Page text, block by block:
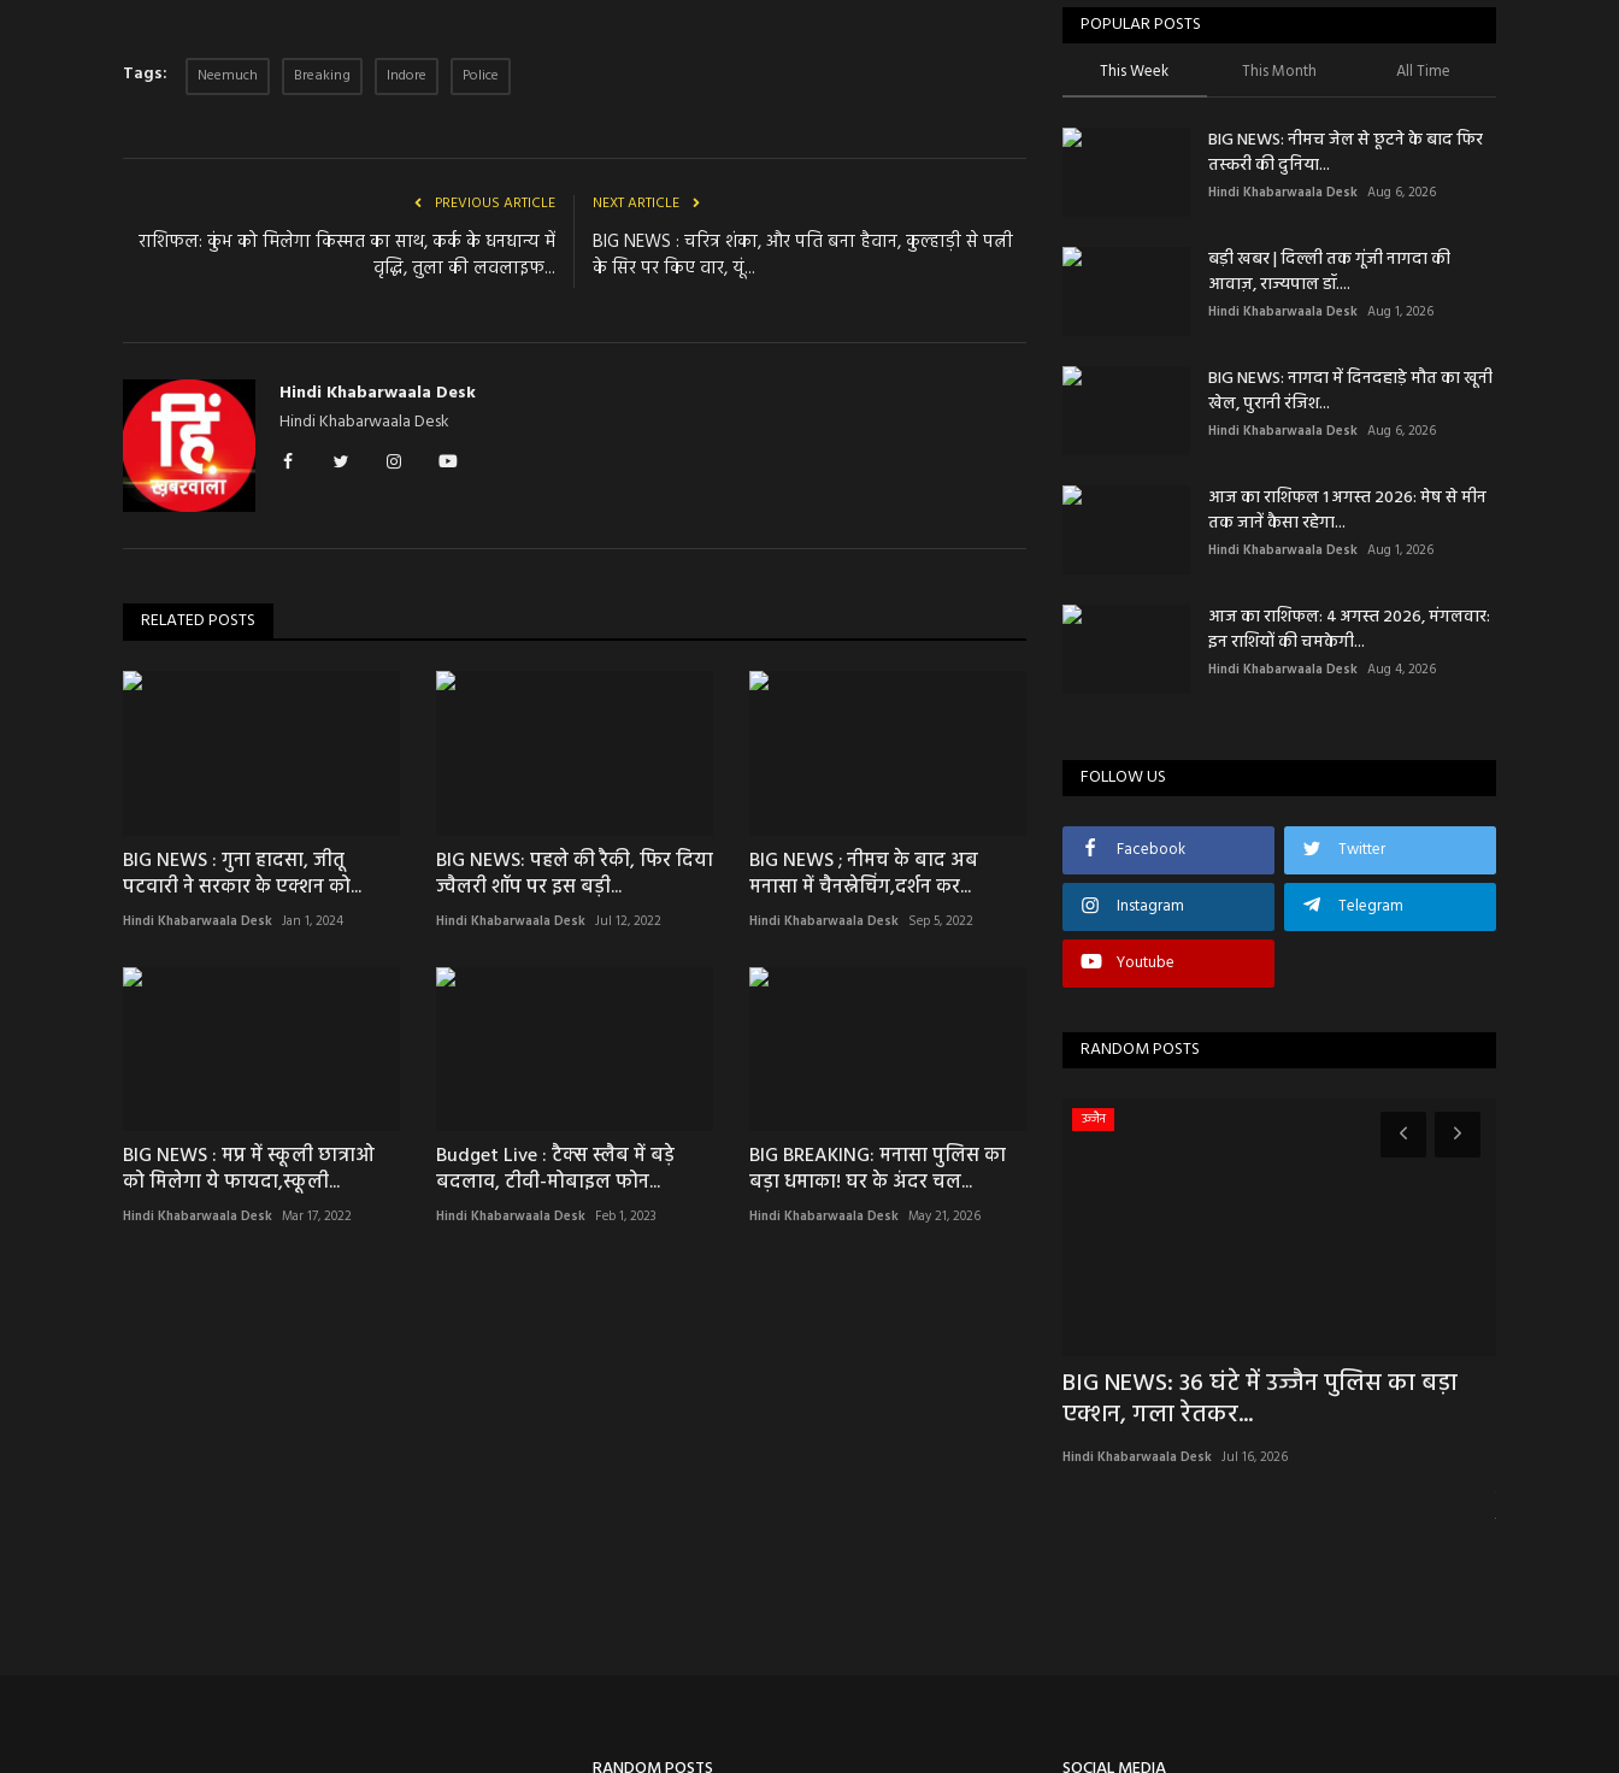
Tags: Neemuch Breaking Indore Police
PREVIOUS ARTICLE
राशिफल: कुंभ को मिलेगा किस्मत का साथ, कर्क के धनधान्य में
वृद्धि, तुला की लवलाइफ...
NEXT ARTICLE
BIG NEWS : चरित्र शंका, और पति बना हैवान, कुल्हाड़ी से पत्नी
के सिर पर किए वार, यूं...
Hindi Khabarwaala Desk
Hindi Khabarwaala Desk
RELATED POSTS
BIG NEWS : गुना हादसा, जीतू
पटवारी ने सरकार के एक्शन को...
Hindi Khabarwaala Desk Jan 1, 2024
BIG NEWS: पहले की रैकी, फिर दिया
ज्वैलरी शॉप पर इस बड़ी...
Hindi Khabarwaala Desk Jul 12, 2022
BIG NEWS ; नीमच के बाद अब
मनासा में चैनस्नेचिंग,दर्शन कर...
Hindi Khabarwaala Desk Sep 5, 2022
BIG NEWS : मप्र में स्कूली छात्राओ
को मिलेगा ये फायदा,स्कूली...
Hindi Khabarwaala Desk Mar 17, 2022
Budget Live : टैक्स स्लैब में बड़े
बदलाव, टीवी-मोबाइल फोन...
Hindi Khabarwaala Desk Feb 1, 2023
BIG BREAKING: मनासा पुलिस का
बड़ा धमाका! घर के अंदर चल...
Hindi Khabarwaala Desk May 21, 2026
POPULAR POSTS
This Week This Month All Time
BIG NEWS: नीमच जेल से छूटने के बाद फिर
तस्करी की दुनिया...
Hindi Khabarwaala Desk Aug 6, 2026
बड़ी खबर | दिल्ली तक गूंजी नागदा की
आवाज़, राज्यपाल डॉ....
Hindi Khabarwaala Desk Aug 1, 2026
BIG NEWS: नागदा में दिनदहाड़े मौत का खूनी
खेल, पुरानी रंजिश...
Hindi Khabarwaala Desk Aug 6, 2026
आज का राशिफल 1 अगस्त 2026: मेष से मीन
तक जानें कैसा रहेगा...
Hindi Khabarwaala Desk Aug 1, 2026
आज का राशिफल: 4 अगस्त 2026, मंगलवार:
इन राशियों की चमकेगी...
Hindi Khabarwaala Desk Aug 4, 2026
FOLLOW US
Facebook Twitter
Instagram Telegram
Youtube
RANDOM POSTS
उज्जैन
BIG NEWS: 36 घंटे में उज्जैन पुलिस का बड़ा
एक्शन, गला रेतकर...
Hindi Khabarwaala Desk Jul 16, 2026